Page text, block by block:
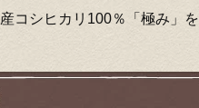
コシヒカリ100％「極み」を